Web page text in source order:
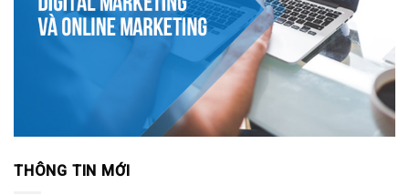
THÔNG TIN MỚI